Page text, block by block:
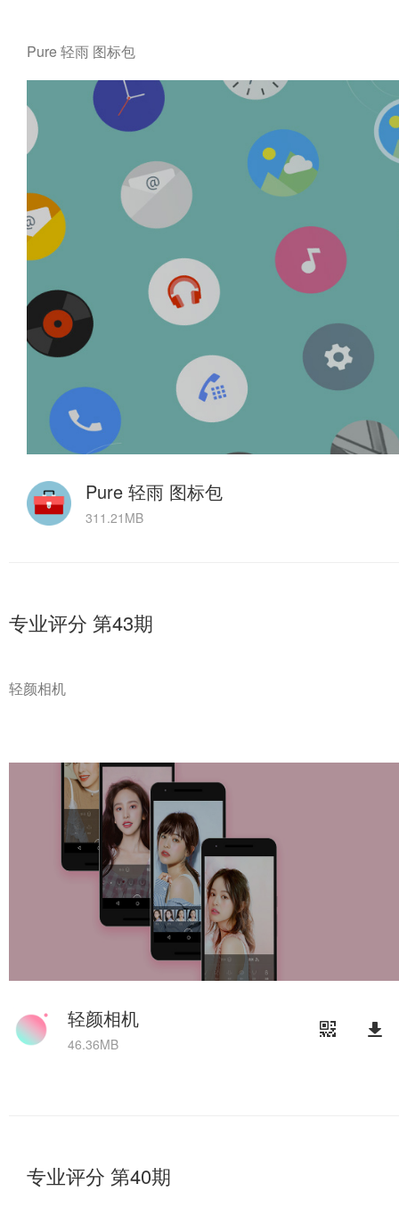
Pure 轻雨 图标包
Pure 轻雨 图标包
311.21MB
专业评分 第43期
轻颜相机
轻颜相机
46.36MB
专业评分 第40期